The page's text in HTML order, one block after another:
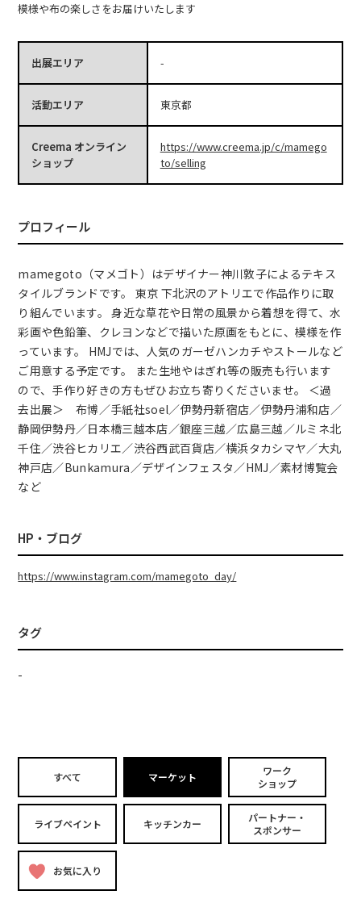
模様や布の楽しさをお届けいたします
出展エリア -
活動エリア 東京都
Creema オンライン
ショップ
https://www.creema.jp/c/mamego
to/selling
プロフィール
mamegoto（マメゴト）はデザイナー神川敦子によるテキス
タイルブランドです。 東京 下北沢のアトリエで作品作りに取
り組んでいます。 身近な草花や日常の風景から着想を得て、水
彩画や色鉛筆、クレヨンなどで描いた原画をもとに、模様を作
っています。 HMJでは、人気のガーゼハンカチやストールなど
ご用意する予定です。 また生地やはぎれ等の販売も行います
ので、手作り好きの方もぜひお立ち寄りくださいませ。 ＜過
去出展＞ 布博／手紙社soel／伊勢丹新宿店／伊勢丹浦和店／
静岡伊勢丹／日本橋三越本店／銀座三越／広島三越／ルミネ北
千住／渋谷ヒカリエ／渋谷西武百貨店／横浜タカシマヤ／大丸
神戸店／Bunkamura／デザインフェスタ／HMJ／素材博覧会
など
HP・ブログ
https://www.instagram.com/mamegoto_day/
タグ
-
すべて マーケット
ワーク
ショップ
ライブペイント キッチンカー
パートナー・
スポンサー
お気に入り